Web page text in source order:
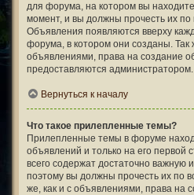
для форума, на котором вы
момент, и вы должны прочесть их по
Объявления появляются вверху
форума, в котором они созданы. Так
объявлениями, права на создание
предоставляются администратором.
Вернуться к началу
Что такое прилепленные темы?
Прилепленные темы в форуме
объявлений и только на его первой
всего содержат достаточно
поэтому вы должны прочесть их по
же, как и с объявлениями, права на